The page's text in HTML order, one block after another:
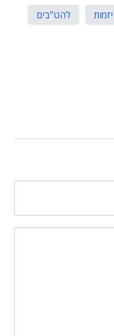
יזמות
להט"בים